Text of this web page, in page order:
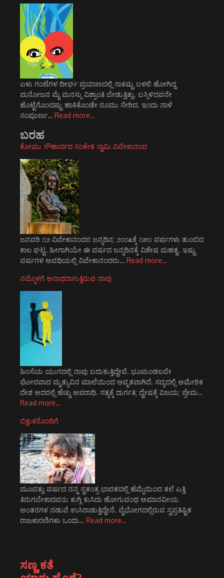
ಏಳು ಗಂಟೆಗಳ ದೀರ್ಘ ಪ್ರಯಾಣದಲ್ಲಿ ಸಾಕಷ್ಟು ಬಳಲಿ ಹೋಗಿದ್ದ
ಮನೋಜನ ಮೈ ಮನಸ್ಸು ವಿಶ್ರಾಂತಿ ಬೇಡುತ್ತಿತ್ತು. ಬಸ್ಸಿಳಿದವನೇ
ಹೊಟ್ಟೆಗೊಂದಷ್ಟು ಹಾಕಿಕೊಂಡೇ ರೂಮು ಸೇರಿದ. ಇಂದು ನಾಳೆ
ಸಂಪೂರ್ಣ… Read more…
ಬರಹ
ಕೋಮು ಸೌಹಾರ್ದದ ಸಂಕೇತ ಸ್ವಾಮಿ ವಿವೇಕಾನಂದ
ಜನವರಿ ೧೨ ವಿವೇಕಾನಂದರ ಜನ್ಮದಿನ; ೨೦೧೩ಕ್ಕೆ ೧೫೦ ವರ್ಷಗಳು ತುಂಬಿದ
ಕಾಲ ಘಟ್ಟ. ಹೀಗಾಗಿಯೇ ಈ ವರ್ಷದ ಜನ್ಮದಿನಕ್ಕೆ ವಿಶೇಷ ಮಹತ್ವ. ಇಷ್ಟು
ವರ್ಷಗಳ ಅವಧಿಯಲ್ಲಿ ವಿವೇಕಾನಂದರು… Read more…
ನಮ್ಮೊಳಗೆ ಅನಾಥರಾಗುತ್ತಿರುವ ನಾವು
ಹಿಂಸೆಯ ಯುಗದಲ್ಲಿ ನಾವು ಬದುಕುತ್ತಿದ್ದೇವೆ. ಭೂಮಂಡಲವೇ
ಘೋರವಾದ ಮೃತ್ಯುವಿನ ಮಾಲೆಯಿಂದ ಆವೃತವಾಗಿದೆ. ಸದ್ಯದಲ್ಲಿ ಅಮೇರಿಕ
ದೇಶ ಅದರಲ್ಲಿ ಹೆಚ್ಚು ಅಪರಾಧಿ. ಸತ್ಯಕ್ಕೆ ದುರ್ಗತಿ; ದ್ವೇಷಕ್ಕೆ ವಿಜಯ; ಪ್ರೇಮ…
Read more…
ಬಿಕ್ಷುಕರೊಂದಿಗೆ
ಮೂವತ್ತು ವರ್ಷದ ನನ್ನ ಸ್ವತಂತ್ರ ಭಾರತದಲ್ಲಿ ಹೆಮ್ಮೆಯಿಂದ ತಲೆ ಎತ್ತಿ
ತಿರುಗಬೇಕಾದವನು ಕುಗ್ಗಿ ಕುಸಿದು ಹೋಗುವಂಥ ಅಮಾನವೀಯ
ಅಂತರಗಳ ನಡುವೆ ಉಸಿರಾಡುತ್ತಿದ್ದೇನೆ. ವೈಭೋಗದಲ್ಲಿರುವ ಸ್ವಪ್ರತಿಷ್ಟಿತ
ರಾಜಕಾರಣಿಗಳು ಒಂದು… Read more…
ಸಣ್ಣ ಕತೆ